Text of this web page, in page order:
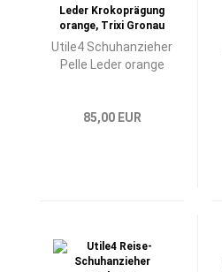
Utile4 Schuhanzieher
Pelle Leder orange
85,00 EUR